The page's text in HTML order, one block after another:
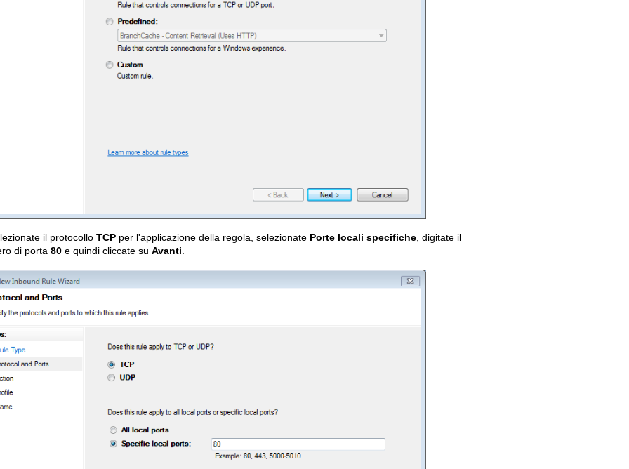
il protocollo TCP per l'applicazione della regola, selezionate Porte locali specifiche , digitate il
di porta 80 e quindi cliccate su Avanti